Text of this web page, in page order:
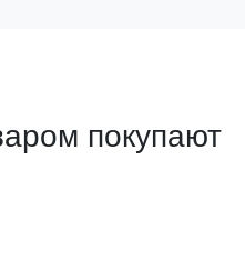
покупают